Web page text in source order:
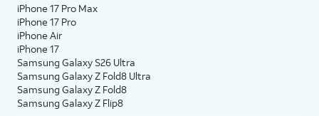
iPhone 17 Pro Max
iPhone 17 Pro
iPhone Air
iPhone 17
Samsung Galaxy S26 Ultra
Samsung Galaxy Z Fold8 Ultra
Samsung Galaxy Z Fold8
Samsung Galaxy Z Flip8